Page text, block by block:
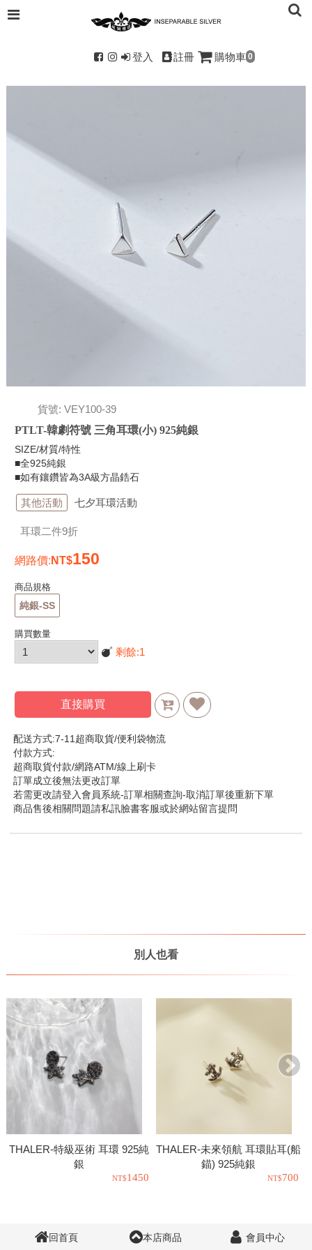
登入 註冊 購物車 0
貨號: VEY100-39
PTLT-韓劇符號 三角耳環(小) 925純銀
SIZE/材質/特性
■全925純銀
■如有鑲鑽皆為3A級方晶鋯石
其他活動 七夕耳環活動
耳環二件9折
網路價: 150
商品規格
純銀-SS
購買數量
剩餘:1
直接購買
配送方式:7-11超商取貨/便利袋物流
付款方式:
超商取貨付款/網路ATM/線上刷卡
訂單成立後無法更改訂單
若需更改請登入會員系統-訂單相關查詢-取消訂單後重新下單
商品售後相關問題請私訊臉書客服或於網站留言提問
別人也看
THALER-特級巫術 耳環 925純
銀
1450
THALER-未來領航 耳環貼耳(船
錨) 925純銀
700
回首頁 本店商品 會員中心